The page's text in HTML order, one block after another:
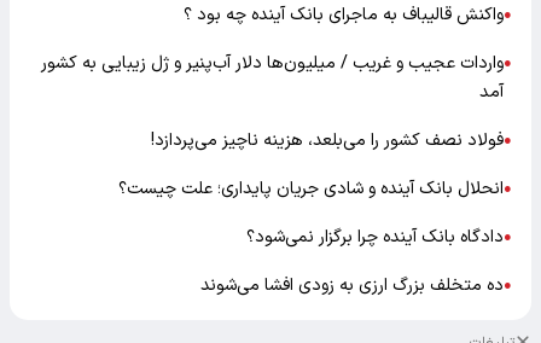
●واکنش قالیباف به ماجرای بانک آینده چه بود ؟
●واردات عجیب و غریب / میلیون‌ها دلار آب‌پنیر و ژل زیبایی به کشور
آمد
●فولاد نصف کشور را می‌بلعد، هزینه ناچیز می‌پردازد!
●انحلال بانک آینده و شادی جریان پایداری؛ علت چیست؟
●دادگاه بانک آینده چرا برگزار نمی‌شود؟
●ده متخلف بزرگ ارزی به زودی افشا می‌شوند